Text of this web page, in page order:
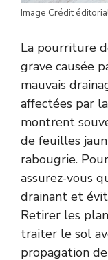
Image Crédit
La pourriture
grave causée
mauvais
affectées par
montrent
de feuilles
rabougrie.
assurez-vous
drainant et
Retirer les
traiter le sol
propagation